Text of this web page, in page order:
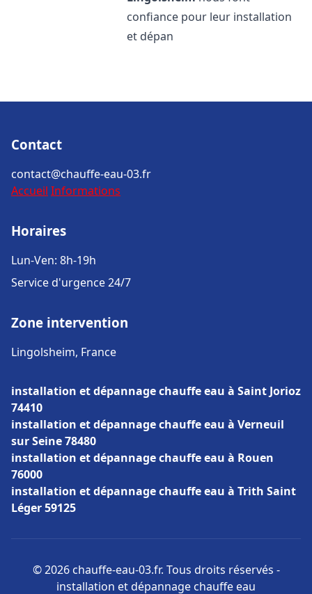
confiance pour leur installation
et dépan
Contact
contact@chauffe-eau-03.fr
Accueil Informations
Horaires
Lun-Ven: 8h-19h
Service d'urgence 24/7
Zone intervention
Lingolsheim, France
installation et dépannage chauffe eau à Saint Jorioz
74410
installation et dépannage chauffe eau à Verneuil
sur Seine 78480
installation et dépannage chauffe eau à Rouen
76000
installation et dépannage chauffe eau à Trith Saint
Léger 59125
© 2026 chauffe-eau-03.fr. Tous droits réservés -
installation et dépannage chauffe eau